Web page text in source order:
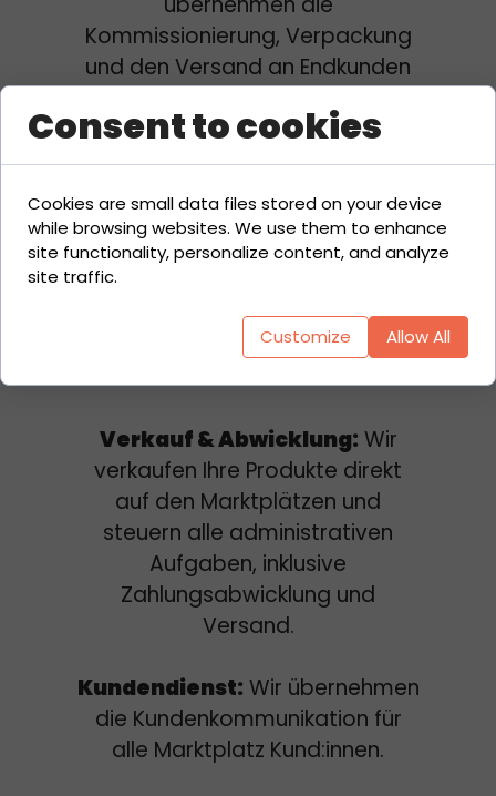
Kommissionierung, Verpackung
und den Versand an Endkunden
(B2B).
Marktplatz-Management:
Wir
listen Ihre Produkte auf allen
relevanten Schweizer
Plattformen – darunter
Decathlon,Home24
– und optimieren die
Sichtbarkeit und Performance.
Verkauf & Abwicklung: Wir
verkaufen Ihre Produkte direkt
auf den Marktplätzen und
steuern alle administrativen
Aufgaben, inklusive
Zahlungsabwicklung und
Versand.
Kundendienst: Wir übernehmen
die Kundenkommunikation für
alle Marktplatz Kund:innen.
Consent to cookies
Cookies are small data files stored on your device
while browsing websites. We use them to enhance
site functionality, personalize content, and analyze
site traffic.
Customize Allow All